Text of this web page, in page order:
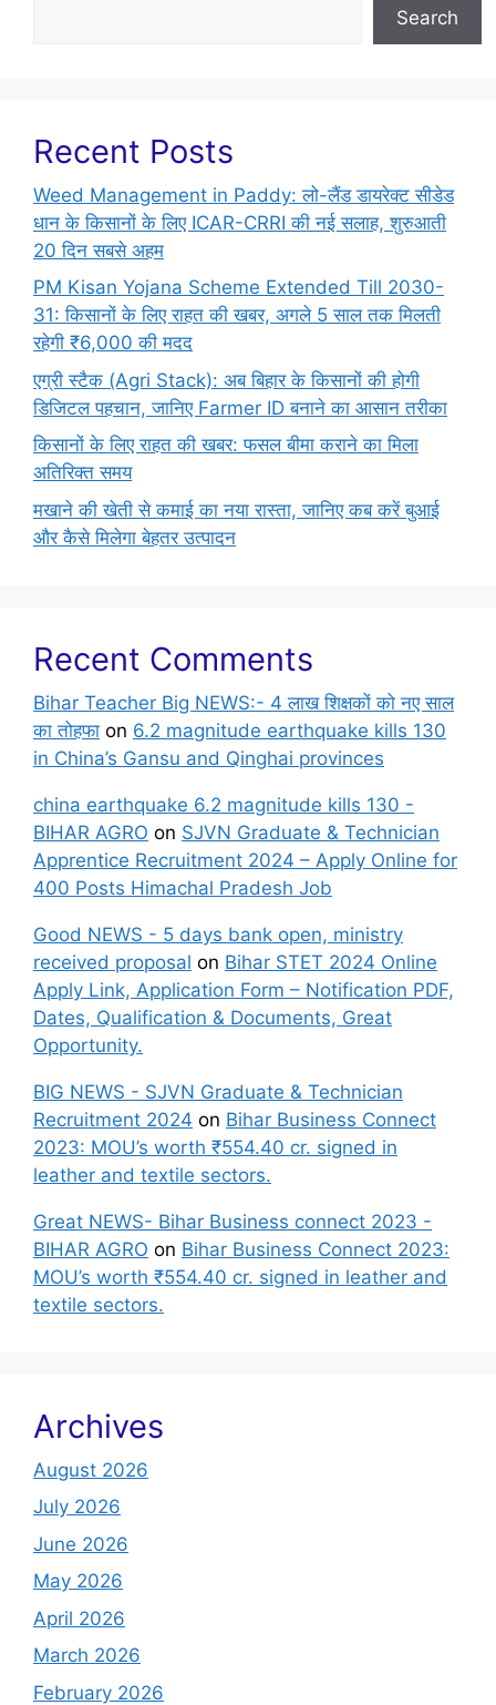
Search
Recent Posts
Weed Management in Paddy: लो-लैंड डायरेक्ट सीडेड
धान के किसानों के लिए ICAR-CRRI की नई सलाह, शुरुआती
20 दिन सबसे अहम
PM Kisan Yojana Scheme Extended Till 2030-
31: किसानों के लिए राहत की खबर, अगले 5 साल तक मिलती
रहेगी ₹6,000 की मदद
एग्री स्टैक (Agri Stack): अब बिहार के किसानों की होगी
डिजिटल पहचान, जानिए Farmer ID बनाने का आसान तरीका
किसानों के लिए राहत की खबर: फसल बीमा कराने का मिला
अतिरिक्त समय
मखाने की खेती से कमाई का नया रास्ता, जानिए कब करें बुआई
और कैसे मिलेगा बेहतर उत्पादन
Recent Comments
Bihar Teacher Big NEWS:- 4 लाख शिक्षकों को नए साल
का तोहफा on 6.2 magnitude earthquake kills 130
in China’s Gansu and Qinghai provinces
china earthquake 6.2 magnitude kills 130 -
BIHAR AGRO on SJVN Graduate & Technician
Apprentice Recruitment 2024 – Apply Online for
400 Posts Himachal Pradesh Job
Good NEWS - 5 days bank open, ministry
received proposal on Bihar STET 2024 Online
Apply Link, Application Form – Notification PDF,
Dates, Qualification & Documents, Great
Opportunity.
BIG NEWS - SJVN Graduate & Technician
Recruitment 2024 on Bihar Business Connect
2023: MOU’s worth ₹554.40 cr. signed in
leather and textile sectors.
Great NEWS- Bihar Business connect 2023 -
BIHAR AGRO on Bihar Business Connect 2023:
MOU’s worth ₹554.40 cr. signed in leather and
textile sectors.
Archives
August 2026
July 2026
June 2026
May 2026
April 2026
March 2026
February 2026